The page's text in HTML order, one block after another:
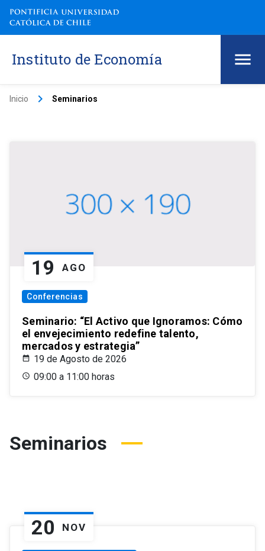
Instituto de Economía
Inicio keyboard_arrow_right Seminarios
19 AGO
Conferencias
Seminario: “El Activo que Ignoramos: Cómo
el envejecimiento redefine talento,
mercados y estrategia”
19 de Agosto de 2026
09:00 a 11:00 horas
Seminarios
20 NOV